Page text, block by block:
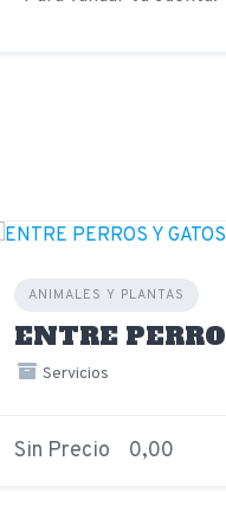
ANIMALES Y PLANTAS
ENTRE
Servicios
Sin Precio 0,00